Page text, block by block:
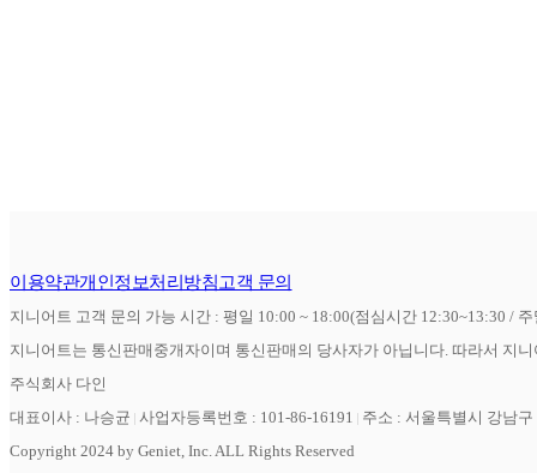
이용약관개인정보처리방침고객 문의
지니어트 고객 문의 가능 시간 : 평일 10:00 ~ 18:00(점심시간 12:30~13:30 /
지니어트는 통신판매중개자이며 통신판매의 당사자가 아닙니다. 따라서 지
주식회사 다인
대표이사 : 나승균 사업자등록번호 : 101-86-16191
주소 : 서울특별시 강남
Copyright 2024 by Geniet, Inc. ALL Rights Reserved